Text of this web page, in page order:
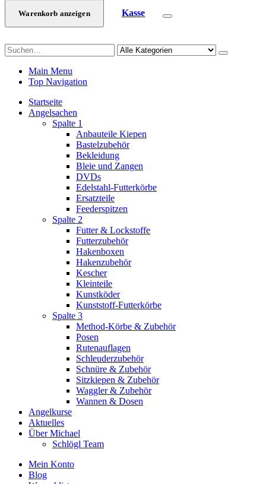
Warenkorb anzeigen Kasse
Main Menu
Top Navigation
Startseite
Angelsachen
Spalte 1
Anbauteile Kiepen
Bastelzubehör
Bekleidung
Bleie und Zangen
DVDs
Edelstahl-Futterkörbe
Ersatzteile
Feederspitzen
Spalte 2
Futter & Lockstoffe
Futterzubehör
Hakenboxen
Hakenzubehör
Kescher
Kleinteile
Kunstköder
Kunststoff-Futterkörbe
Spalte 3
Method-Körbe & Zubehör
Posen
Rutenauflagen
Schleuderzubehör
Schnüre & Zubehör
Sitzkiepen & Zubehör
Waggler & Zubehör
Wannen & Dosen
Angelkurse
Aktuelles
Über Michael
Schlögl Team
Mein Konto
Blog